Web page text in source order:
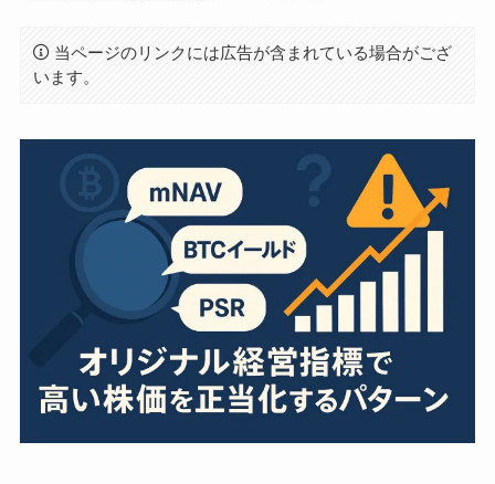
当ページのリンクには広告が含まれている場合がござ
います。